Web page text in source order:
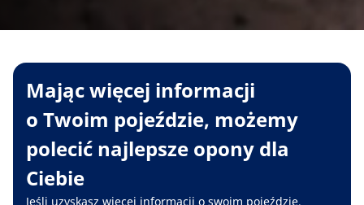
Mając więcej informacji
o Twoim pojeździe, możemy
polecić najlepsze opony dla
Ciebie
Jeśli uzyskasz więcej informacji o swoim pojeździe,